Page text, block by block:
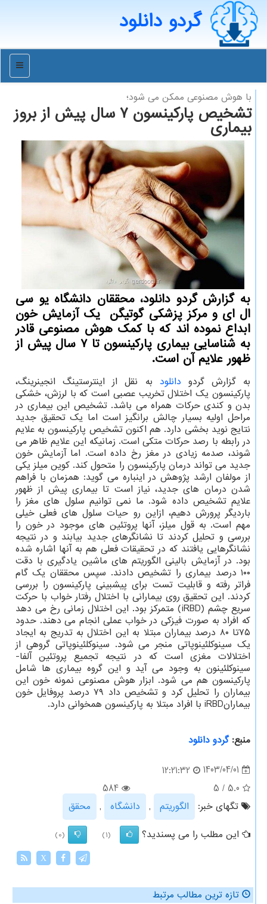
گردو دانلود
منو
با هوش مصنوعی ممكن می شود؛
تشخیص پارکینسون 7 سال پیش از بروز
بیماری
به گزارش گردو دانلود، محققان دانشگاه یو سی
ال ای و مرکز پزشکی گوتیگن یک آزمایش خون
ابداع نموده اند که با کمک هوش مصنوعی قادر
به شناسایی بیماری پارکینسون تا ۷ سال پیش از
ظهور علایم آن است.
به گزارش گردو دانلود به نقل از اینترستینگ انجینرینگ،
پارکینسون یک اختلال تخریب عصبی است که با لرزش، خشکی
بدن و کندی حرکات همراه می باشد. تشخیص این بیماری در
مراحل اولیه بسیار چالش برانگیز است اما یک تحقیق جدید
نتایج نوید بخشی دارد. هم اکنون تشخیص پارکینسون به علایم
در رابطه با رصد حرکات متکی است. زمانیکه این علایم ظاهر می
شوند، صدمه زیادی در مغز رخ داده است. اما آزمایش خون
جدید می تواند درمان پارکینسون را متحول کند. کوین میلز یکی
از مولفان ارشد پژوهش در اینباره می گوید: همزمان با فراهم
شدن درمان های جدید، نیاز است تا بیماری پیش از ظهور
علایم تشخیص داده شود. ما نمی توانیم سلول های مغز را
باردیگر پرورش دهیم، ازاین رو حیات سلول های فعلی خیلی
مهم است. به قول میلز، آنها پروتئین های موجود در خون را
بررسی و تحلیل کردند تا نشانگرهای جدید بیابند و در نتیجه
نشانگرهایی یافتند که در تحقیقات فعلی هم به آنها اشاره شده
بود. در آزمایش بالینی الگوریتم های ماشین یادگیری با دقت
۱۰۰ درصد بیماری را تشخیص دادند. سپس محققان یک گام
فراتر رفته و قابلیت تست برای پیشبینی پارکینسون را بررسی
کردند. این تحقیق روی بیمارانی با اختلال رفتار خواب با حرکت
سریع چشم (iRBD) متمرکز بود. این اختلال زمانی رخ می دهد
که افراد به صورت فیزکی در خواب عملی انجام می دهند. حدود
۷۵تا ۸۰ درصد بیماران مبتلا به این اختلال به تدریج به ایجاد
یک سینوکلئینوپاتی منجر می شود. سینوکلئینوپاتی گروهی از
اختلالات مغزی است که در نتیجه تجمیع پروتئین آلفا-
سینوکلئینون به وجود می آید و این گروه بیماری ها شامل
پارکینسون هم می شود. ابزار هوش مصنوعی نمونه خون این
بیماران را تحلیل کرد و تشخیص داد ۷۹ درصد پروفایل خون
بیمارانiRBD با افراد مبتلا به پارکینسون همخوانی دارد.
منبع:گردو دانلود
1403/04/01
12:21:32
5.0
/
5
584
تگهای خبر:
الگوریتم , دانشگاه ,
محقق
این مطلب را می پسندید؟
(1)
(0)
X
تازه ترین مطالب مرتبط